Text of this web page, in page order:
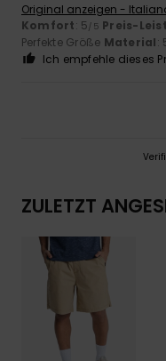
Original anzeigen -
Komfort: 5/5 Preis-
Perfekte Größe Material:
Ich empfehle dieses
ZULETZT